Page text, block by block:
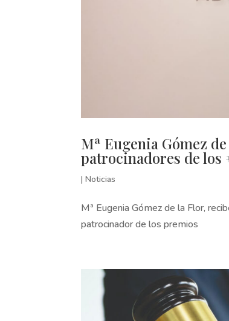
Mª Eugenia Gómez
patrocinadores de los
|Noticias
Mª Eugenia Gómez de la Flor,
patrocinador de los premios